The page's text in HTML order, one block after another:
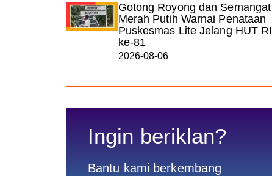
Gotong Royong dan Semangat
Merah Putih Warnai Penataan
Puskesmas Lite Jelang HUT RI
ke-81
2026-08-06
Ingin beriklan?
Bantu kami berkembang